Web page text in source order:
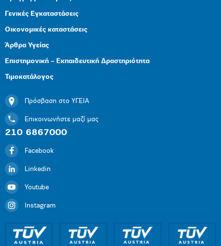
Γενικές Εγκαταστάσεις
Οικονομικές καταστάσεις
Άρθρα Υγείας
Επιστημονική – Εκπαιδευτική Δραστηριότητα
Τιμοκατάλογος
Πρόσβαση στο ΥΓΕΙΑ
Επικοινωνήστε μαζί μας
210 6867000
Facebook
Linkedin
Youtube
Instagram